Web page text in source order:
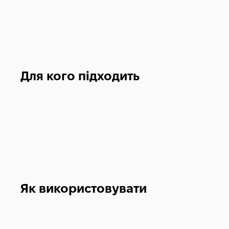
Для кого підходить
Як використовувати